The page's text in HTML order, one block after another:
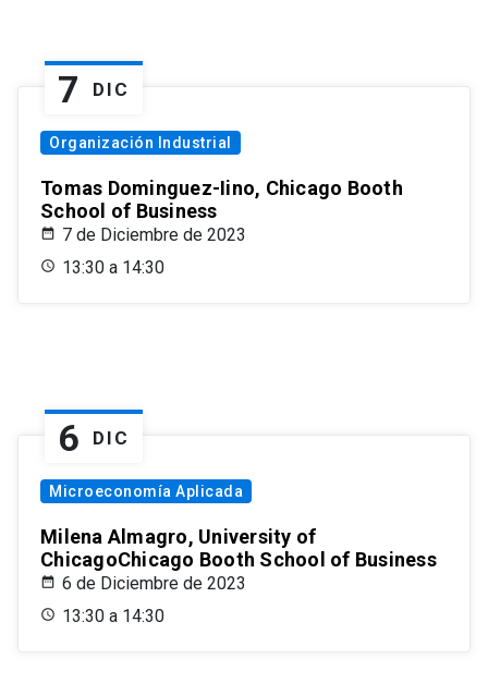
7 DIC
Organización Industrial
Tomas Dominguez-Iino, Chicago Booth
School of Business
7 de Diciembre de 2023
13:30 a 14:30
6 DIC
Microeconomía Aplicada
Milena Almagro, University of
ChicagoChicago Booth School of Business
6 de Diciembre de 2023
13:30 a 14:30